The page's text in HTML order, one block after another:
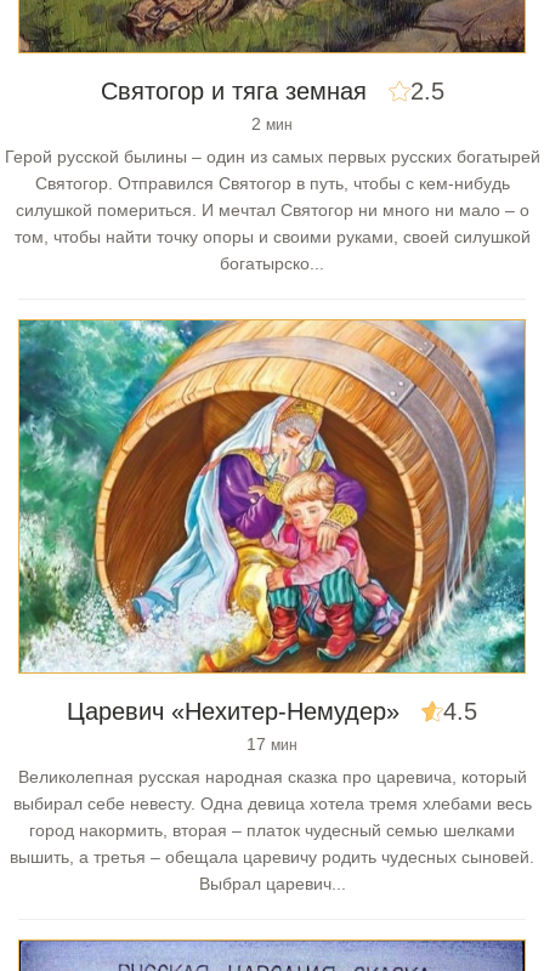
Святогор и тяга земная 2.5
2 мин
Герой русской былины – один из самых первых русских богатырей
Святогор. Отправился Святогор в путь, чтобы с кем-нибудь
силушкой помериться. И мечтал Святогор ни много ни мало – о
том, чтобы найти точку опоры и своими руками, своей силушкой
богатырско...
Царевич «Нехитер-Немудер» 4.5
17 мин
Великолепная русская народная сказка про царевича, который
выбирал себе невесту. Одна девица хотела тремя хлебами весь
город накормить, вторая – платок чудесный семью шелками
вышить, а третья – обещала царевичу родить чудесных сыновей.
Выбрал царевич...